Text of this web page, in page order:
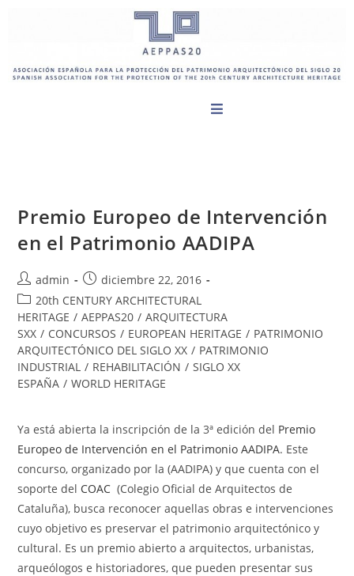
Premio Europeo de Intervención
en el Patrimonio AADIPA
admin
diciembre 22, 2016
20th CENTURY ARCHITECTURAL
HERITAGE / AEPPAS20 / ARQUITECTURA
SXX / CONCURSOS / EUROPEAN HERITAGE / PATRIMONIO
ARQUITECTÓNICO DEL SIGLO XX / PATRIMONIO
INDUSTRIAL / REHABILITACIÓN / SIGLO XX
ESPAÑA / WORLD HERITAGE
Ya está abierta la inscripción de la 3ª edición del Premio
Europeo de Intervención en el Patrimonio AADIPA. Este
concurso, organizado por la (AADIPA) y que cuenta con el
soporte del COAC (Colegio Oficial de Arquitectos de
Cataluña), busca reconocer aquellas obras e intervenciones
cuyo objetivo es preservar el patrimonio arquitectónico y
cultural. Es un premio abierto a arquitectos, urbanistas,
arqueólogos e historiadores, que pueden presentar sus